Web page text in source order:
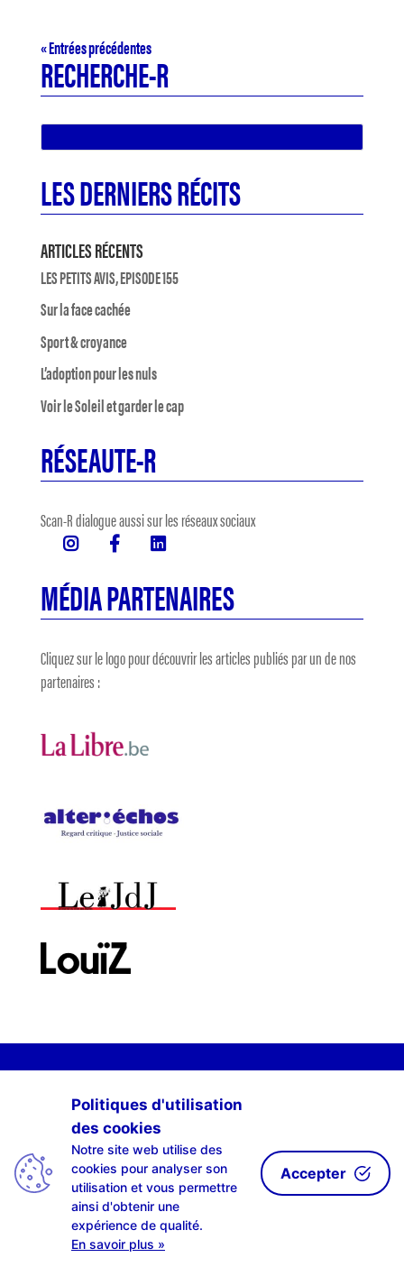
« Entrées précédentes
RECHERCHE-R
LES DERNIERS RÉCITS
ARTICLES RÉCENTS
LES PETITS AVIS, EPISODE 155
Sur la face cachée
Sport & croyance
L’adoption pour les nuls
Voir le Soleil et garder le cap
RÉSEAUTE-R
Scan-R dialogue aussi sur les réseaux sociaux
MÉDIA PARTENAIRES
Cliquez sur le logo pour découvrir les articles publiés par un de nos
partenaires :
Politiques d'utilisation
des cookies
Notre site web utilise des
cookies pour analyser son
utilisation et vous permettre
ainsi d'obtenir une
expérience de qualité.
En savoir plus »
Accepter